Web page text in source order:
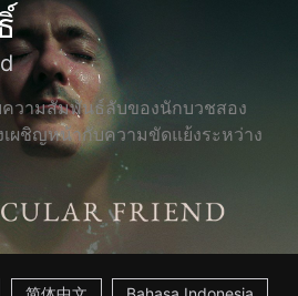
วามสัมพันธ์ลับของนักบวชสอง
ผชิญหน้ากับความขัดแย้งระหว่าง